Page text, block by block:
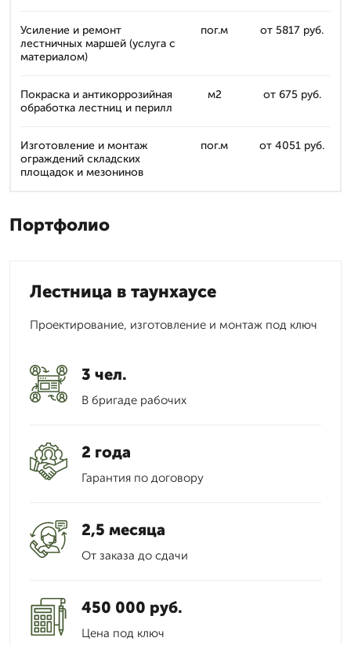
Усиление и ремонт
лестничных маршей (услуга с
материалом)
пог.м от 5817 руб.
Покраска и антикоррозийная
обработка лестниц и перилл
м2 от 675 руб.
Изготовление и монтаж
ограждений складских
площадок и мезонинов
пог.м от 4051 руб.
Портфолио
Лестница в таунхаусе
Проектирование, изготовление и монтаж под ключ
3 чел.
В бригаде рабочих
2 года
Гарантия по договору
2,5 месяца
От заказа до сдачи
450 000 руб.
Цена под ключ